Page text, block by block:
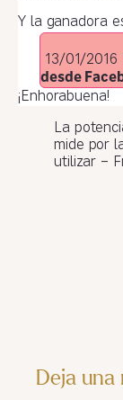
Y la ganadora
13/01/2016
desde
¡Enhorabuena!
La
mide por
utilizar –
Deja una